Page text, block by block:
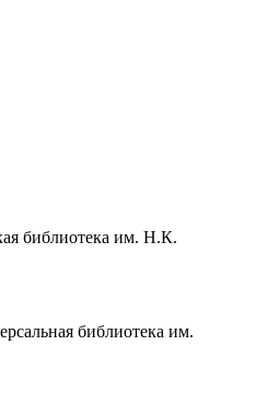
библиотека им. Н.К.
библиотека им.